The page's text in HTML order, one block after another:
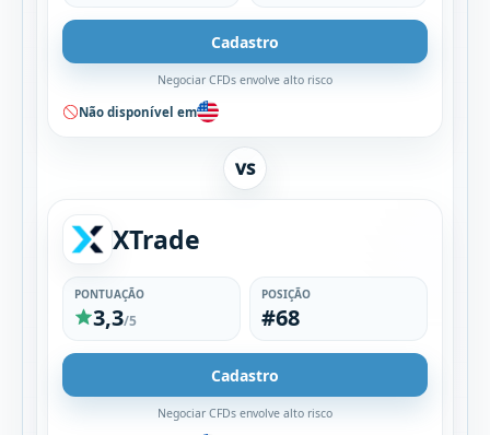
Cadastro
Negociar CFDs envolve alto risco
Não disponível em
VS
XTrade
PONTUAÇÃO
3,3/5
POSIÇÃO
#68
Cadastro
Negociar CFDs envolve alto risco